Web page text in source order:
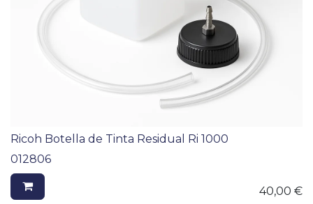
Ricoh Botella de Tinta Residual Ri 1000
012806
40,00 €